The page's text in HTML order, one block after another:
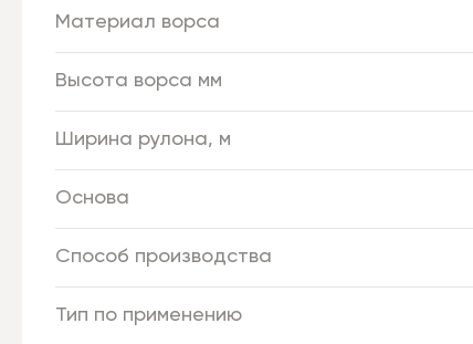
Материал ворса
Высота ворса мм
Ширина рулона, м
Основа
Способ производства
Тип по применению